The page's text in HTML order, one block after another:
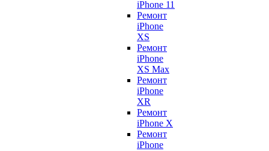
iPhone 11
Ремонт
iPhone
XS
Ремонт
iPhone
XS Max
Ремонт
iPhone
XR
Ремонт
iPhone X
Ремонт
iPhone